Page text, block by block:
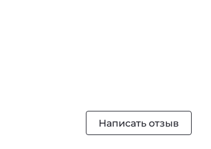
Написать отзыв